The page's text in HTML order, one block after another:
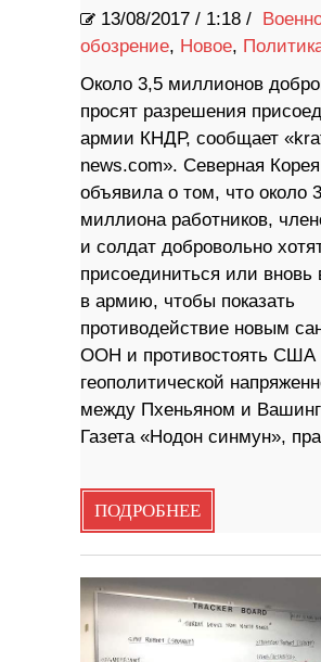
13/08/2017 / 1:18 /
обозрение, Новое,
Около 3,5 миллионов
просят разрешения
армии КНДР, сообщает
news.com». Северная Корея
объявила о том, что около
миллиона работников,
и солдат добровольно
присоединиться или вновь
в армию, чтобы показать
противодействие новым
ООН и противостоять США
геополитической
между Пхеньяном и
Газета «Нодон синмун»,
ПОДРОБНЕЕ